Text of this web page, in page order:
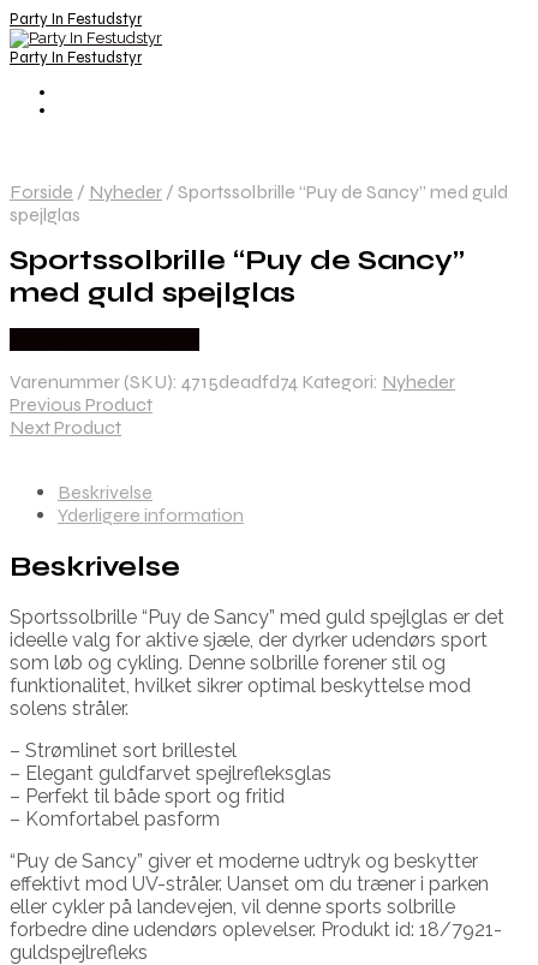
Party In Festudstyr
Party In Festudstyr
Forside / Nyheder / Sportssolbrille “Puy de Sancy” med guld
spejlglas
Sportssolbrille “Puy de Sancy”
med guld spejlglas
Varenummer (SKU): 4715deadfd74 Kategori: Nyheder
Previous Product
Next Product
Beskrivelse
Yderligere information
Beskrivelse
Sportssolbrille “Puy de Sancy” med guld spejlglas er det
ideelle valg for aktive sjæle, der dyrker udendørs sport
som løb og cykling. Denne solbrille forener stil og
funktionalitet, hvilket sikrer optimal beskyttelse mod
solens stråler.
– Strømlinet sort brillestel
– Elegant guldfarvet spejlrefleksglas
– Perfekt til både sport og fritid
– Komfortabel pasform
“Puy de Sancy” giver et moderne udtryk og beskytter
effektivt mod UV-stråler. Uanset om du træner i parken
eller cykler på landevejen, vil denne sports solbrille
forbedre dine udendørs oplevelser. Produkt id: 18/7921-
guldspejlrefleks